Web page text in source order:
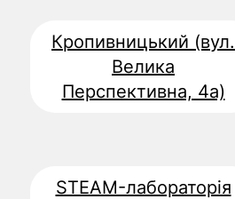
Кропивницький (вул.
Велика
Перспективна, 4а)
STEAM-лабораторія